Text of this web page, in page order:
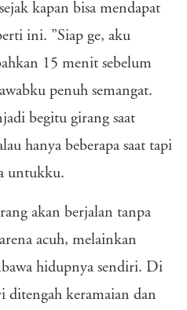
kapan bisa mendapat
ini. ”Siap ge, aku
15 menit sebelum
penuh semangat.
begitu girang saat
hanya beberapa saat tapi
untukku.
akan berjalan tanpa
acuh, melainkan
hidupnya sendiri. Di
ditengah keramaian dan